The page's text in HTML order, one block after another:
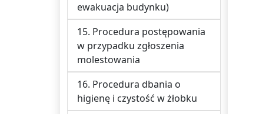
ewakuacja budynku)
15. Procedura postępowania
w przypadku zgłoszenia
molestowania
16. Procedura dbania o
higienę i czystość w żłobku